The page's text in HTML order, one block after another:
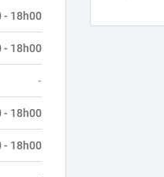
- 18h00
- 18h00
-
- 18h00
- 18h00